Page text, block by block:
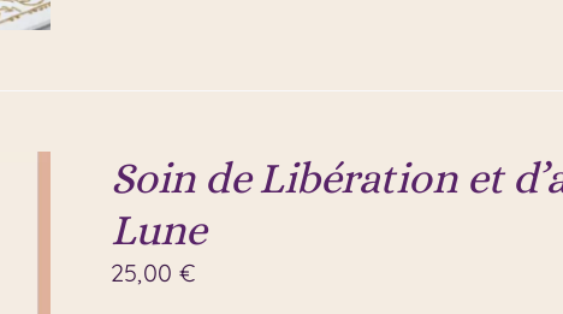
Soin de Libération et
Lune
25,00 €